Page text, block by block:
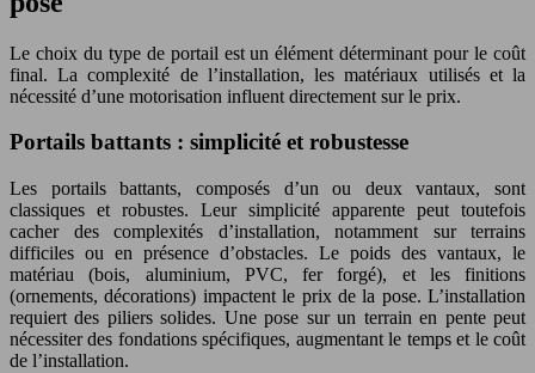
Le choix du type de portail est un élément déterminant pour le coût
final. La complexité de l’installation, les matériaux utilisés et la
nécessité d’une motorisation influent directement sur le prix.
Portails battants : simplicité et robustesse
Les portails battants, composés d’un ou deux vantaux, sont
classiques et robustes. Leur simplicité apparente peut toutefois
cacher des complexités d’installation, notamment sur terrains
difficiles ou en présence d’obstacles. Le poids des vantaux, le
matériau (bois, aluminium, PVC, fer forgé), et les finitions
(ornements, décorations) impactent le prix de la pose. L’installation
requiert des piliers solides. Une pose sur un terrain en pente peut
nécessiter des fondations spécifiques, augmentant le temps et le coût
de l’installation.